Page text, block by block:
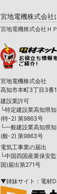
宮地電機株式会社
宮地電機株式会社Ｈ
宮地電機株式会社
高知市本町3丁目3番
建設業許可
└特定建設業高知県
(特-2) 第9863号
└一般建設業高知県
(般-2) 第9863号
電気工事業の届出
└中国四国産業保安
国)届出第271号
▼姉妹サイト：電材